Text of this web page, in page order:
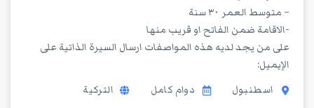
– متوسط العمر ٣٠ سنة
-الاقامة ضمن الفاتح او قريب منها
على من يجد لديه هذه المواصفات ارسال السيرة الذاتية على
الإيميل:
اسطنبول
دوام كامل التركية